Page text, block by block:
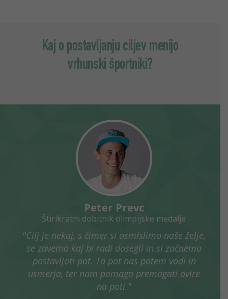
Kaj o postavljanju ciljev menijo
vrhunski športniki?
Peter Prevc
Štirikratni dobitnik olimpijske medalje
"Cilj je nekaj, s čimer si osmislimo naše želje,
se zavemo kaj bi radi dosegli in si začnemo
postavljati pot. Ta pot nas potem vodi in
usmerja, ter nam pomaga premagati ovire
na poti."